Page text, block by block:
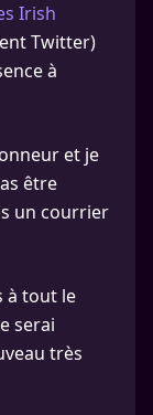
Irish
Twitter)
à
et je
être
un courrier
à tout le
serai
très